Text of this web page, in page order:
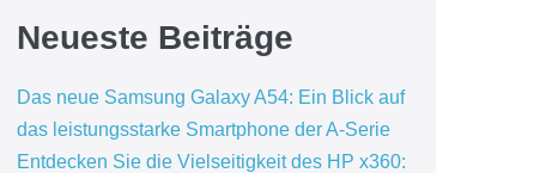
Neueste Beiträge
Das neue Samsung Galaxy A54: Ein Blick auf
das leistungsstarke Smartphone der A-Serie
Entdecken Sie die Vielseitigkeit des HP x360: